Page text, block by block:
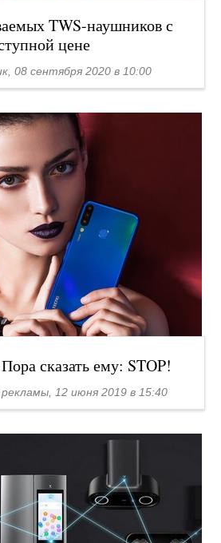
TWS-наушников с
цене
08 сентября 2020 в 10:00
сказать ему: STOP!
12 июня 2019 в 15:40